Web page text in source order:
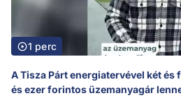
1 perc
A Tisza Párt energiatervével két és
és ezer forintos üzemanyagár